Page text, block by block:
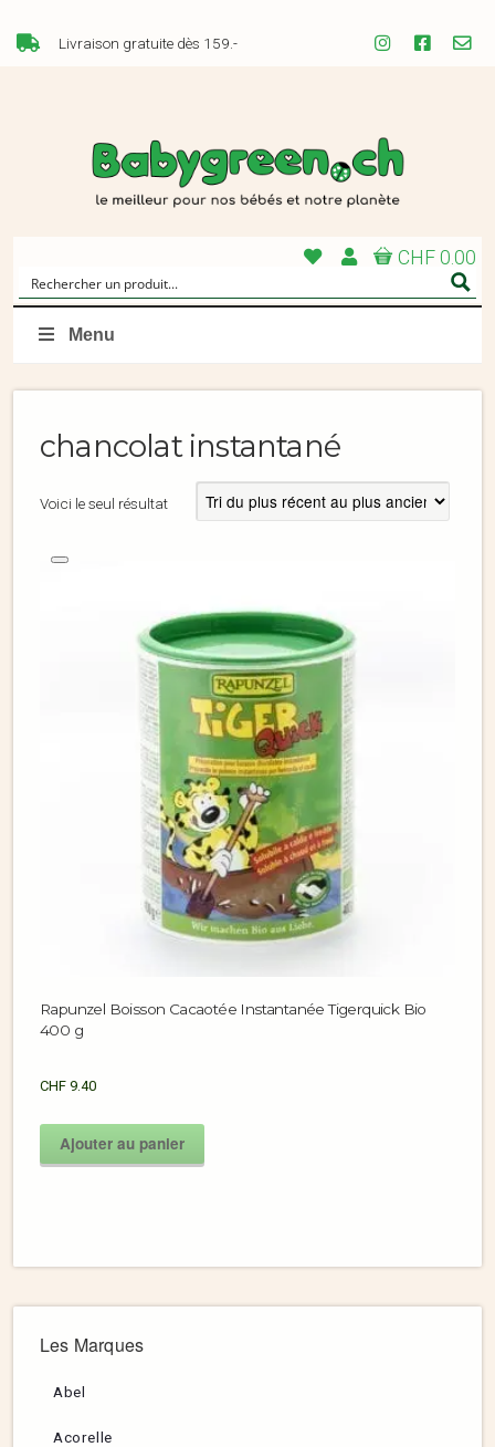
Livraison gratuite dès 159.-
CHF 0.00
Menu
chancolat instantané
Voici le seul résultat
Rapunzel Boisson Cacaotée Instantanée Tigerquick Bio
400 g
CHF 9.40
Ajouter au panier
Les Marques
Abel
Acorelle